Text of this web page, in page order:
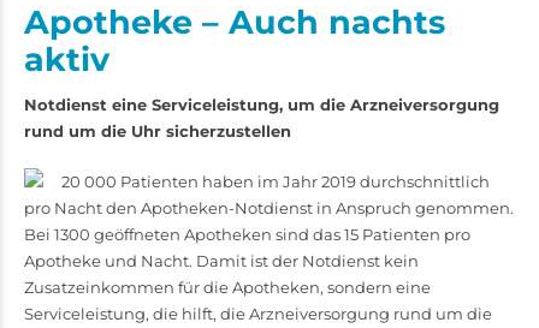
Apotheke – Auch nachts
aktiv
Notdienst eine Serviceleistung, um die Arzneiversorgung
rund um die Uhr sicherzustellen
20 000 Patienten haben im Jahr 2019 durchschnittlich
pro Nacht den Apotheken-Notdienst in Anspruch genommen.
Bei 1300 geöffneten Apotheken sind das 15 Patienten pro
Apotheke und Nacht. Damit ist der Notdienst kein
Zusatzeinkommen für die Apotheken, sondern eine
Serviceleistung, die hilft, die Arzneiversorgung rund um die